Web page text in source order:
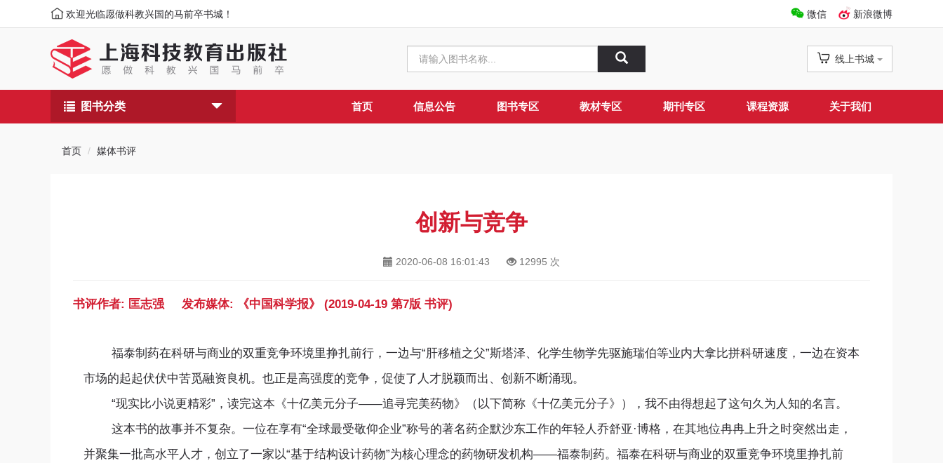
欢迎光临愿做科教兴国的马前卒书城！ 新浪微博
微信
线上书城
图书分类 首页 信息公告 图书专区 教材专区 期刊专区 课程资源 关于我们
首页 媒体书评
创新与竞争
2020-06-08 16:01:43 12995 次
书评作者: 匡志强 发布媒体: 《中国科学报》 (2019-04-19 第7版 书评)
福泰制药在科研与商业的双重竞争环境里挣扎前行，一边与“肝移植之父”斯塔泽、化学生物学先驱施瑞伯等业内大拿比拼科研速度，一边在资本
市场的起起伏伏中苦觅融资良机。也正是高强度的竞争，促使了人才脱颖而出、创新不断涌现。
“现实比小说更精彩”，读完这本《十亿美元分子——追寻完美药物》（以下简称《十亿美元分子》），我不由得想起了这句久为人知的名言。
这本书的故事并不复杂。一位在享有“全球最受敬仰企业”称号的著名药企默沙东工作的年轻人乔舒亚·博格，在其地位冉冉上升之时突然出走，
并聚集一批高水平人才，创立了一家以“基于结构设计药物”为核心理念的药物研发机构——福泰制药。福泰在科研与商业的双重竞争环境里挣扎前